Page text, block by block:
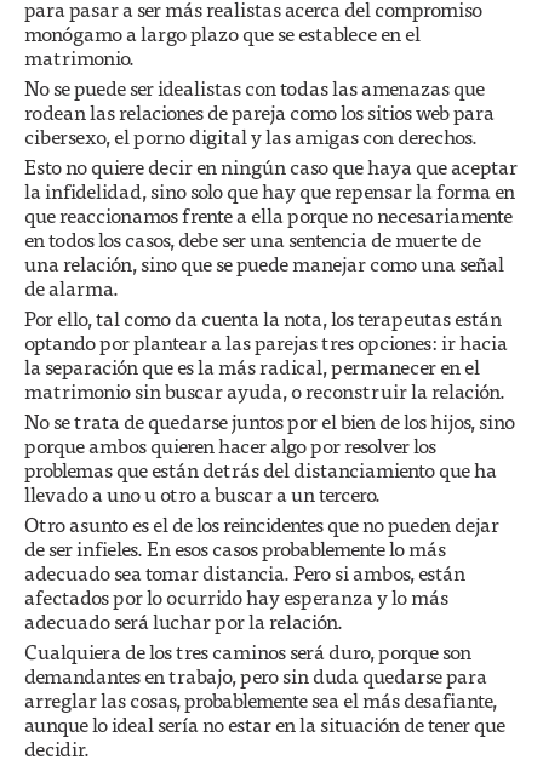
para pasar a ser más realistas acerca del compromiso
monógamo a largo plazo que se establece en el
matrimonio.
No se puede ser idealistas con todas las amenazas que
rodean las relaciones de pareja como los sitios web para
cibersexo, el porno digital y las amigas con derechos.
Esto no quiere decir en ningún caso que haya que aceptar
la infidelidad, sino solo que hay que repensar la forma en
que reaccionamos frente a ella porque no necesariamente
en todos los casos, debe ser una sentencia de muerte de
una relación, sino que se puede manejar como una señal
de alarma.
Por ello, tal como da cuenta la nota, los terapeutas están
optando por plantear a las parejas tres opciones: ir hacia
la separación que es la más radical, permanecer en el
matrimonio sin buscar ayuda, o reconstruir la relación.
No se trata de quedarse juntos por el bien de los hijos, sino
porque ambos quieren hacer algo por resolver los
problemas que están detrás del distanciamiento que ha
llevado a uno u otro a buscar a un tercero.
Otro asunto es el de los reincidentes que no pueden dejar
de ser infieles. En esos casos probablemente lo más
adecuado sea tomar distancia. Pero si ambos, están
afectados por lo ocurrido hay esperanza y lo más
adecuado será luchar por la relación.
Cualquiera de los tres caminos será duro, porque son
demandantes en trabajo, pero sin duda quedarse para
arreglar las cosas, probablemente sea el más desafiante,
aunque lo ideal sería no estar en la situación de tener que
decidir.